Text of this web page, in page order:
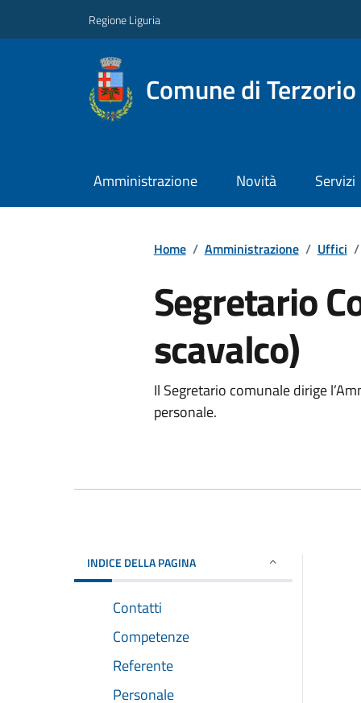
Regione Liguria
Comune di Terzorio
Amministrazione Novità Servizi
Home / Amministrazione / Uffici /
Segretario
scavalco)
Il Segretario comunale dirige
personale.
INDICE DELLA PAGINA
Contatti
Competenze
Referente
Personale